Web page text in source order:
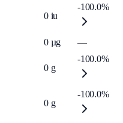
0 iu
-100.0%
0 µg —
0 g
-100.0%
0 g
-100.0%